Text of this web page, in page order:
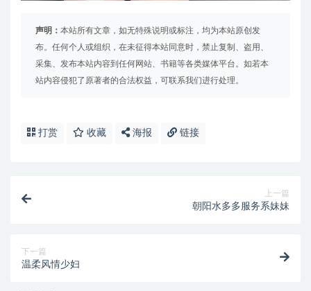
声明： 本站所有文章，如无特殊说明或标注，均为本站原创发
布。任何个人或组织，在未征得本站同意时，禁止复制、盗用、
采集、发布本站内容到任何网站、书籍等各类媒体平台。如若本
站内容侵犯了原著者的合法权益，可联系我们进行处理。
打赏 收藏 海报 链接
上一篇
朝阳水多多服务系妹妹
下一篇
温柔风情少妇